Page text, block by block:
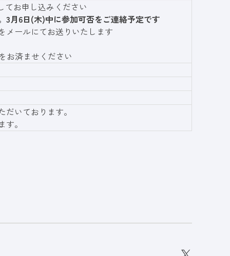
てお申し込みください
月6日(木)中に参加可否をご連絡予定です
メールにてお送りいたします
お済ませください
いております。
。